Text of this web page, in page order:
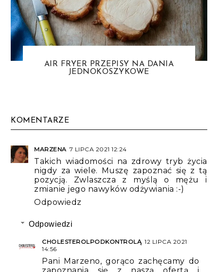
AIR FRYER PRZEPISY NA DANIA
JEDNOKOSZYKOWE
KOMENTARZE
MARZENA 7 LIPCA 2021 12:24
Takich wiadomości na zdrowy tryb życia
nigdy za wiele. Muszę zapoznać się z tą
pozycją. Zwlaszcza z myślą o mężu i
zmianie jego nawyków odżywiania :-)
Odpowiedz
Odpowiedzi
CHOLESTEROLPODKONTROLĄ 12 LIPCA 2021
14:56
Pani Marzeno, gorąco zachęcamy do